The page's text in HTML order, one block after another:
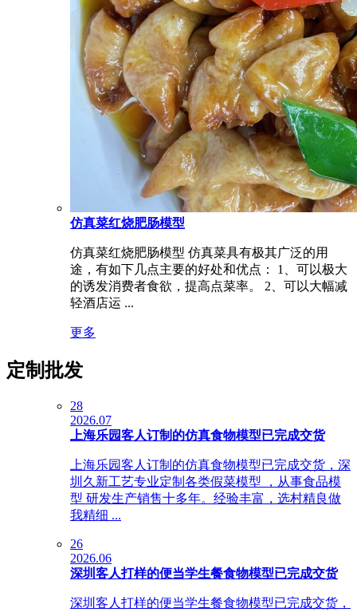
仿真菜红烧肥肠模型
仿真菜红烧肥肠模型 仿真菜具有极其广泛的用
途，有如下几点主要的好处和优点： 1、可以极大
的诱发消费者食欲，提高点菜率。 2、可以大幅减
轻酒店运 ...
更多
定制批发
28
2026.07
上海乐园客人订制的仿真食物模型已完成交货
上海乐园客人订制的仿真食物模型已完成交货，深
圳久新工艺专业定制各类假菜模型 ，从事食品模
型 研发生产销售十多年。经验丰富，选村精良做
我精细 ...
26
2026.06
深圳客人打样的便当学生餐食物模型已完成交货
深圳客人打样的便当学生餐食物模型已完成交货，